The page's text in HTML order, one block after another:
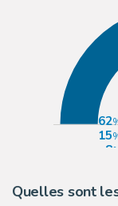
62
15
8
Quelles sont